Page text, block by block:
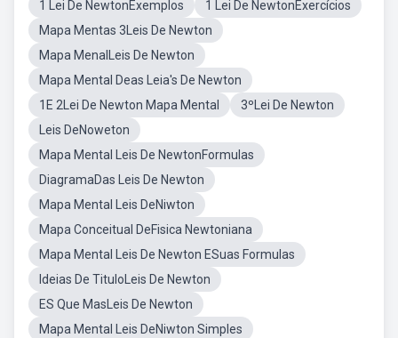
1 Lei De NewtonExemplos
1 Lei De NewtonExercícios
Mapa Mentas 3Leis De Newton
Mapa MenalLeis De Newton
Mapa Mental Deas Leia's De Newton
1E 2Lei De Newton Mapa Mental
3ºLei De Newton
Leis DeNoweton
Mapa Mental Leis De NewtonFormulas
DiagramaDas Leis De Newton
Mapa Mental Leis DeNiwton
Mapa Conceitual DeFisica Newtoniana
Mapa Mental Leis De Newton ESuas Formulas
Ideias De TituloLeis De Newton
ES Que MasLeis De Newton
Mapa Mental Leis DeNiwton Simples